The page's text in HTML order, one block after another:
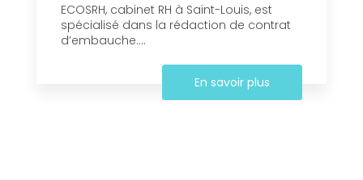
ECOSRH, cabinet RH à Saint-Louis, est
spécialisé dans la rédaction de contrat
d’embauche....
En savoir plus